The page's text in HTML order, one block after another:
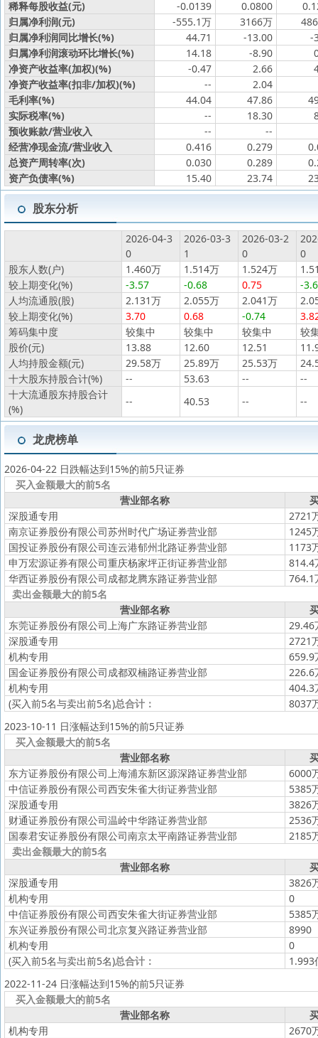
稀释每股收益(元) -0.0139 0.0800
归属净利润(元)
-555.1万 3166万
归属净利润同比增长(%)
44.71 -13.00
-
归属净利润滚动环比增长(%)
14.18 -8.90
净资产收益率(加权)(%)
-0.47 2.66
净资产收益率(扣非/加权)(%)
--
2.04
毛利率(%)
44.04 47.86
实际税率(%)
-- 18.30
预收账款/营业收入
--
--
经营净现金流/营业收入
0.416 0.279
总资产周转率(次)
0.030 0.289
资产负债率(%)
15.40 23.74
股东分析
2026-04-3
0
2026-03-3
1
2026-03-2
0
0
股东人数(户)
1.460万 1.514万 1.524万
较上期变化(%)
-3.57 -0.68 0.75
-
人均流通股(股)
2.131万 2.055万 2.041万
较上期变化(%)
3.70 0.68 -0.74
筹码集中度
较集中 较集中 较集中
较
股价(元)
13.88 12.60 12.51
人均持股金额(元)
29.58万 25.89万 25.53万
十大股东持股合计(%)
-- 53.63 --
--
十大流通股东持股合计
(%)
-- 40.53 -- --
龙虎榜单
2026-04-22 日跌幅达到15%的前5只证券
买入金额最大的前5名
营业部名称
深股通专用
2721
南京证券股份有限公司苏州时代广场证券营业部
1245
国投证券股份有限公司连云港郁州北路证券营业部
1173
申万宏源证券有限公司重庆杨家坪正街证券营业部
814.4
华西证券股份有限公司成都龙腾东路证券营业部
764.1
卖出金额最大的前5名
营业部名称
东莞证券股份有限公司上海广东路证券营业部
29.46
深股通专用
2721
机构专用
659.9
国金证券股份有限公司成都双楠路证券营业部
226.6
机构专用
404.3
(买入前5名与卖出前5名)总合计：
8037
2023-10-11 日涨幅达到15%的前5只证券
买入金额最大的前5名
营业部名称
东方证券股份有限公司上海浦东新区源深路证券营业部
6000
中信证券股份有限公司西安朱雀大街证券营业部
5385
深股通专用
3826
财通证券股份有限公司温岭中华路证券营业部
2536
国泰君安证券股份有限公司南京太平南路证券营业部
2185
卖出金额最大的前5名
营业部名称
深股通专用
3826
机构专用
0
中信证券股份有限公司西安朱雀大街证券营业部
5385
东兴证券股份有限公司北京复兴路证券营业部
8990
机构专用
0
(买入前5名与卖出前5名)总合计：
1.993
2022-11-24 日涨幅达到15%的前5只证券
买入金额最大的前5名
营业部名称
机构专用
2670